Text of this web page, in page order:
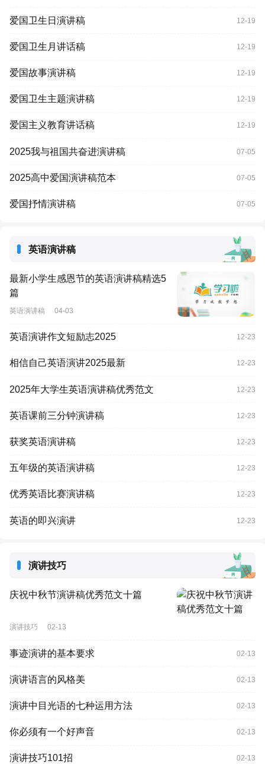
爱国卫生日演讲稿 12-19
爱国卫生月讲话稿 12-19
爱国故事演讲稿 12-19
爱国卫生主题演讲稿 12-19
爱国主义教育讲话稿 12-19
2025我与祖国共奋进演讲稿 07-05
2025高中爱国演讲稿范本 07-05
爱国抒情演讲稿 07-05
英语演讲稿
最新小学生感恩节的英语演讲稿精选5
篇
英语演讲稿 04-03
英语演讲作文短励志2025 12-23
相信自己英语演讲2025最新 12-23
2025年大学生英语演讲稿优秀范文 12-23
英语课前三分钟演讲稿 12-23
获奖英语演讲稿 12-23
五年级的英语演讲稿 12-23
优秀英语比赛演讲稿 12-23
英语的即兴演讲 12-23
演讲技巧
庆祝中秋节演讲稿优秀范文十篇
演讲技巧 02-13
事迹演讲的基本要求 02-13
演讲语言的风格美 02-13
演讲中目光语的七种运用方法 02-13
你必须有一个好声音 02-13
演讲技巧101招 02-13